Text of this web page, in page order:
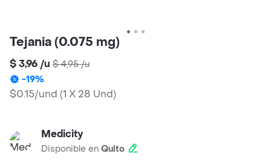
Tejania (0.075 mg)
$ 3,96 /u $ 4,95/u
-19%
$0.15/und (1 X 28 Und)
Medicity
Disponible en Quito